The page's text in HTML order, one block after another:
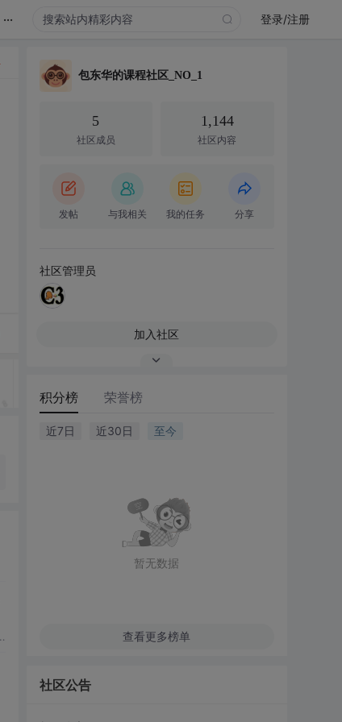
... 登录/注册
包东华的课程社区_NO_1
5
社区成员
1,144
社区内容
发帖 与我相关 我的任务 分享
社区管理员
加入社区
积分榜 荣誉榜
近7日 近30日 至今
暂无数据
查看更多榜单
社区公告